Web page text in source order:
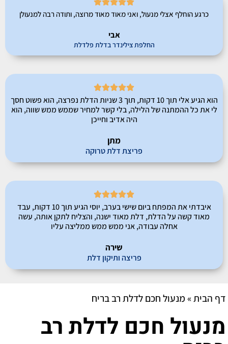
כרגע הוחלף אצלי מנעול, ואני מאוד מאוד מרוצה, ותודה רבה למנעולן
אבי
החלפת צילינדר בדלת פלדלת





הוא הגיע אלי תוך 10 דקות, תוך 3 שניות הדלת נפרצה, הוא פשוט חסך
לי את כל ההמתנה של הלילה, בלי קשר למחיר שממש ממש שווה, הוא
היה אדיב וחייכן
מתן
פריצת דלת טרוקה





איבדתי את המפתח ביום שישי בערב, יוסי הגיע תוך 10 דקות, עבד
מאוד קשה על הדלת, דלת מאוד ישנה, והצליח לתקן אותה, עשה
אחלה עבודה, אני ממש ממש ממליצה עליו
שירה
פריצה ותיקון דלת
דף הבית» מנעול חכם לדלת רב בריח
מנעול חכם לדלת רב